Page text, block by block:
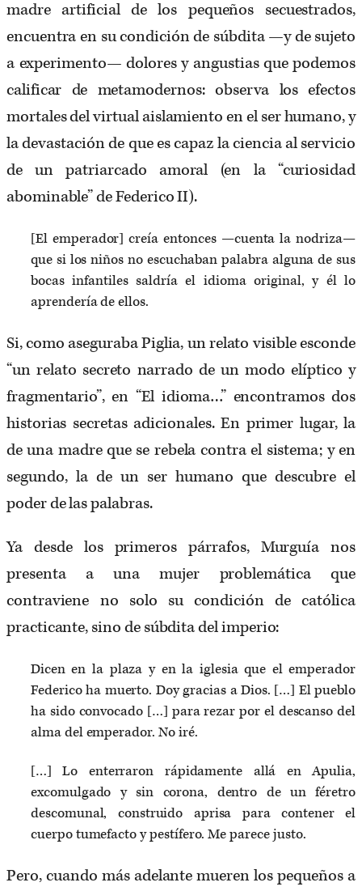
madre artificial de los pequeños secuestrados,
encuentra en su condición de súbdita —y de sujeto
a experimento— dolores y angustias que podemos
calificar de metamodernos: observa los efectos
mortales del virtual aislamiento en el ser humano, y
la devastación de que es capaz la ciencia al servicio
de un patriarcado amoral (en la “curiosidad
abominable” de Federico II).
[El emperador] creía entonces —cuenta la nodriza—
que si los niños no escuchaban palabra alguna de sus
bocas infantiles saldría el idioma original, y él lo
aprendería de ellos.
Si, como aseguraba Piglia, un relato visible esconde
“un relato secreto narrado de un modo elíptico y
fragmentario”, en “El idioma…” encontramos dos
historias secretas adicionales. En primer lugar, la
de una madre que se rebela contra el sistema; y en
segundo, la de un ser humano que descubre el
poder de las palabras.
Ya desde los primeros párrafos, Murguía nos
presenta a una mujer problemática que
contraviene no solo su condición de católica
practicante, sino de súbdita del imperio:
Dicen en la plaza y en la iglesia que el emperador
Federico ha muerto. Doy gracias a Dios. […] El pueblo
ha sido convocado […] para rezar por el descanso del
alma del emperador. No iré.
[…] Lo enterraron rápidamente allá en Apulia,
excomulgado y sin corona, dentro de un féretro
descomunal, construido aprisa para contener el
cuerpo tumefacto y pestífero. Me parece justo.
Pero, cuando más adelante mueren los pequeños a